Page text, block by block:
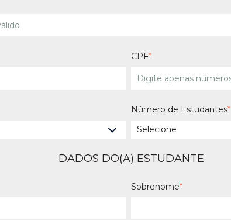
CPF*
Número de Estudantes*
DADOS DO(A) ESTUDANTE
Sobrenome*